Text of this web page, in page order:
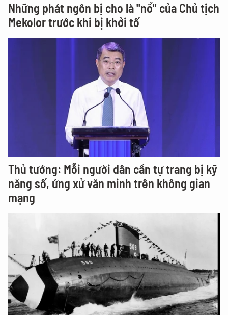
Những phát ngôn bị cho là "nổ" của Chủ tịch
Mekolor trước khi bị khởi tố
Thủ tướng: Mỗi người dân cần tự trang bị kỹ
năng số, ứng xử văn minh trên không gian
mạng